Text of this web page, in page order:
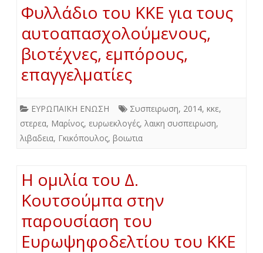
Φυλλάδιο του ΚΚΕ για τους
αυτοαπασχολούμενους,
βιοτέχνες, εμπόρους,
επαγγελματίες
ΕΥΡΩΠΑΪΚΗ ΕΝΩΣΗ Συσπειρωση, 2014, κκε,
στερεα, Μαρίνος, ευρωεκλογές, λαικη συσπειρωση,
λιβαδεια, Γκικόπουλος, βοιωτια
Η ομιλία του Δ.
Κουτσούμπα στην
παρουσίαση του
Ευρωψηφοδελτίου του ΚΚΕ